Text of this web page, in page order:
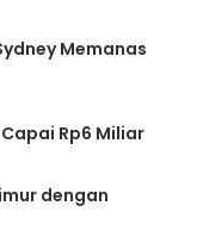
Memanas
Rp6 Miliar
dengan